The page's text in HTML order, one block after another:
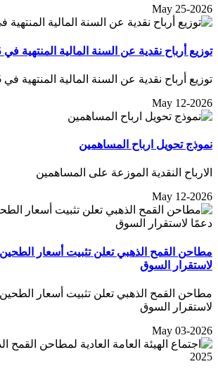
May 25-2026
توزيع أرباح نقدية عن السنة المالية المنتهية في 31/12/2025
توزيع أرباح نقدية عن السنة المالية المنتهية في 31/12/2025
May 12-2026
نموذج تحويل ارباح المساهمين
الارباح النقدية الموزعة على المساهمين
May 12-2026
مطاحن القمح الذهبي تعلن تثبيت أسعار
لاستقرار السوق
مطاحن القمح الذهبي تعلن تثبيت أسعار
لاستقرار السوق
May 03-2026